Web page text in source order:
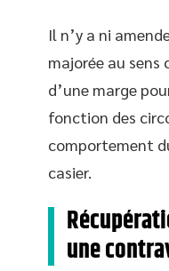
Il n’y a ni
majorée au sens
d’une marge
fonction des
comportement
casier.
une